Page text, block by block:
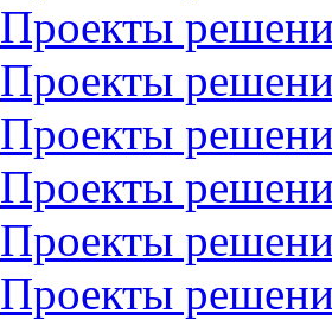
Проекты
Проекты
Проекты
Проекты
Проекты
Проекты